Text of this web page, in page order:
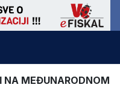
NA MEĐUNARODNOM